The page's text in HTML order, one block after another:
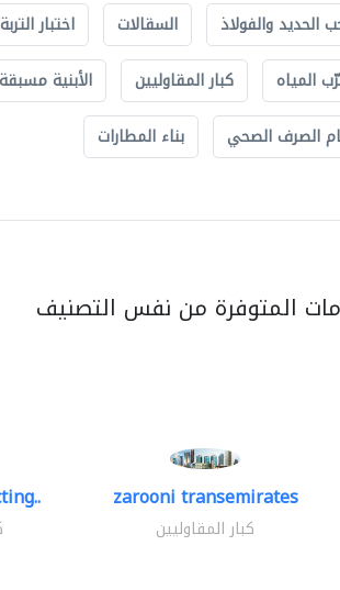
الحديد والفولاذ
السقالات اختبار التربة
المياه
كبار المقاوليين الأبنية
الصرف الصحي
بناء المطارات
المتوفرة من نفس التصنيف
zarooni transemirates
كبار المقاوليين